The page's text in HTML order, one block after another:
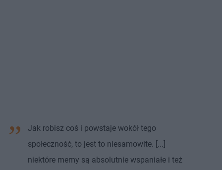
Jak robisz coś i powstaje wokół tego
społeczność, to jest to niesamowite. [...]
niektóre memy są absolutnie wspaniałe i też